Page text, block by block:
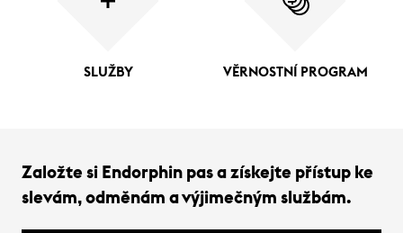
SLUŽBY VĚRNOSTNÍ PROGRAM
Založte si Endorphin pas a získejte přístup ke
slevám, odměnám a výjimečným službám.